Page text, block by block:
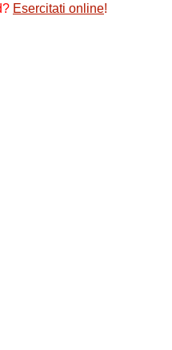
Esercitati online!